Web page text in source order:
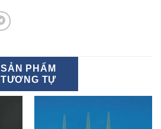
SẢN PHẨM
TƯƠNG TỰ